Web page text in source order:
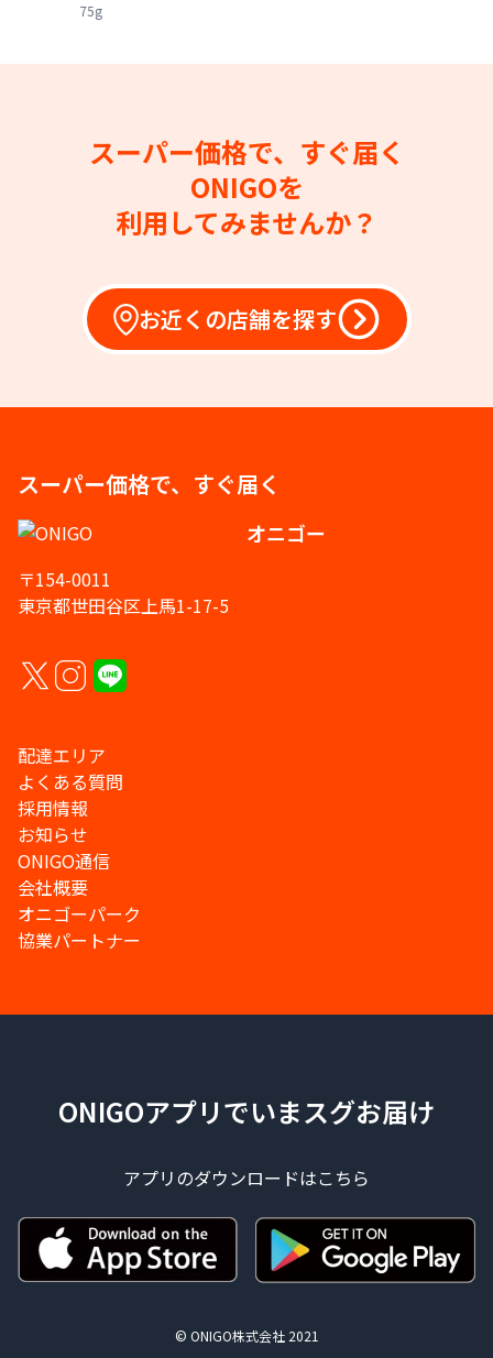
75g
スーパー価格で、すぐ届く
ONIGOを
利用してみませんか？
お近くの店舗を探す
スーパー価格で、すぐ届く
オニゴー
〒154-0011
東京都世田谷区上馬1-17-5
配達エリア
よくある質問
採用情報
お知らせ
ONIGO通信
会社概要
オニゴーパーク
協業パートナー
ONIGOアプリでいまスグお届け
アプリのダウンロードはこちら
© ONIGO株式会社 2021